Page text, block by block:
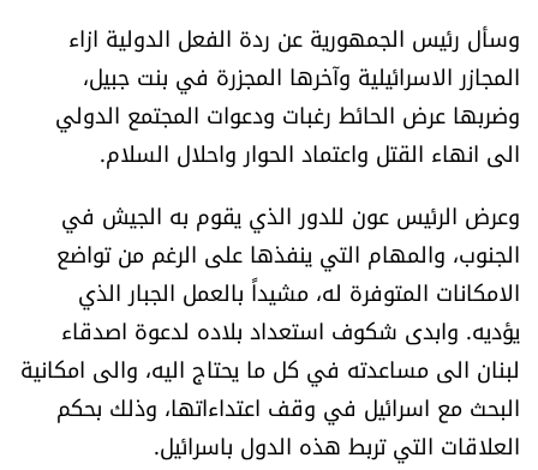
من نحن
للتواصل معنا
شروط الإشتراك
Digital solutions by
وسأل رئيس الجمهورية عن ردة الفعل الدولية ازاء
المجازر الاسرائيلية وآخرها المجزرة في بنت جبيل،
وضربها عرض الحائط رغبات ودعوات المجتمع الدولي
الى انهاء القتل واعتماد الحوار واحلال السلام.
وعرض الرئيس عون للدور الذي يقوم به الجيش في
الجنوب، والمهام التي ينفذها على الرغم من تواضع
الامكانات المتوفرة له، مشيداً بالعمل الجبار الذي
يؤديه. وابدى شكوف استعداد بلاده لدعوة اصدقاء
لبنان الى مساعدته في كل ما يحتاج اليه، والى امكانية
البحث مع اسرائيل في وقف اعتداءاتها، وذلك بحكم
العلاقات التي تربط هذه الدول باسرائيل.